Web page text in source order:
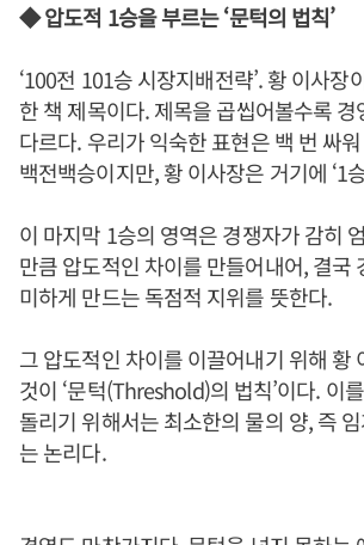
◆ 압도적 1승을 부르는 ‘문턱의 법칙’
‘100전 101승 시장지배전략’. 황 이사장
한 책 제목이다. 제목을 곱씹어볼수록
다르다. 우리가 익숙한 표현은 백 번 싸
백전백승이지만, 황 이사장은 거기에 ‘1
이 마지막 1승의 영역은 경쟁자가 감히
만큼 압도적인 차이를 만들어내어, 결국
미하게 만드는 독점적 지위를 뜻한다.
그 압도적인 차이를 이끌어내기 위해 황
것이 ‘문턱(Threshold)의 법칙’이다. 이
돌리기 위해서는 최소한의 물의 양, 즉
는 논리다.